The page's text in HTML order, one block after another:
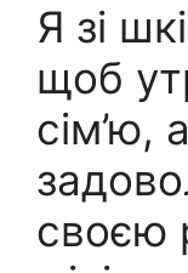
Я зі
щоб
сім’ю,
своєю